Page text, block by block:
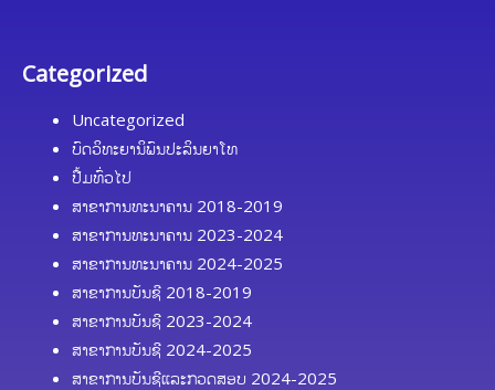
Categorized
Uncategorized
ບົດວິທະຍານິພົນປະລິນຍາໂທ
ປື້ມທົ່ວໄປ
ສາຂາການທະນາຄານ 2018-2019
ສາຂາການທະນາຄານ 2023-2024
ສາຂາການທະນາຄານ 2024-2025
ສາຂາການບັນຊີ 2018-2019
ສາຂາການບັນຊີ 2023-2024
ສາຂາການບັນຊີ 2024-2025
ສາຂາການບັນຊີແລະກວດສອບ 2024-2025